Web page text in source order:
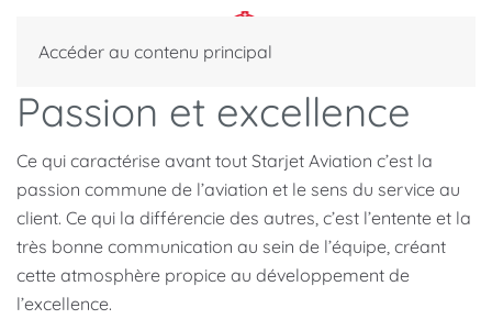
Accéder au contenu principal
Passion et excellence
Ce qui caractérise avant tout Starjet Aviation c’est la
passion commune de l’aviation et le sens du service au
client. Ce qui la différencie des autres, c’est l’entente et la
très bonne communication au sein de l’équipe, créant
cette atmosphère propice au développement de
l’excellence.